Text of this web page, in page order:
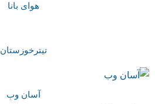
هوای بانا
تیترخوزستان
آسان وب